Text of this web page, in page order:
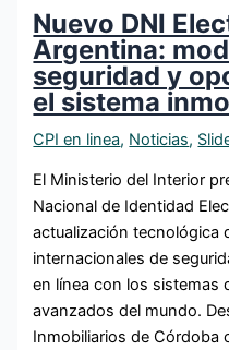
Nuevo DNI
Argentina:
seguridad y
el sistema
CPI en linea, Noticias,
El Ministerio del Interior
Nacional de Identidad
actualización tecnológica
internacionales de
en línea con los sistemas
avanzados del mundo.
Inmobiliarios de Córdoba